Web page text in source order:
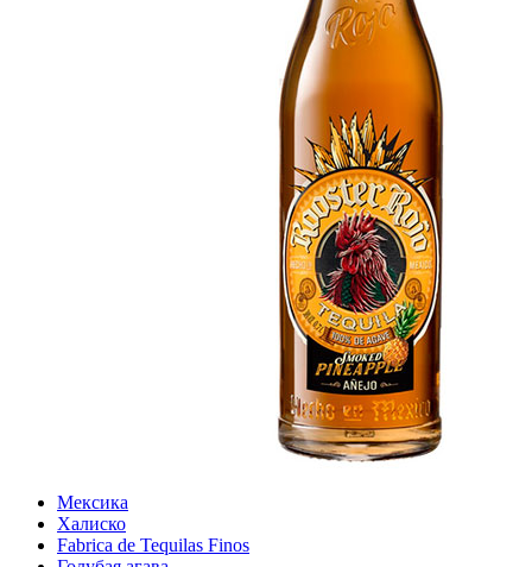
Мексика
Халиско
Fabrica de Tequilas Finos